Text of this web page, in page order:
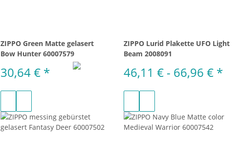
ZIPPO Green Matte gelasert
Bow Hunter 60007579
30,64 € *
ZIPPO Lurid Plakette UFO Light
Beam 2008091
46,11 € - 66,96 € *